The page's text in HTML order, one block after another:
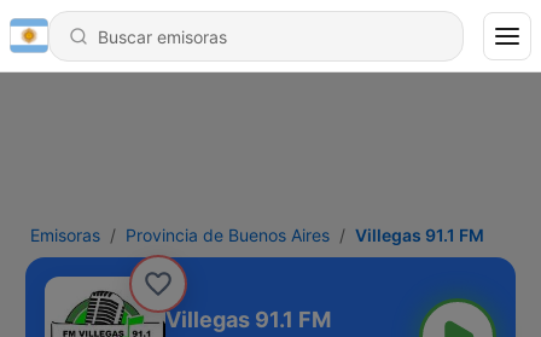
Emisoras Provincia de Buenos Aires Villegas 91.1 FM
Villegas 91.1 FM